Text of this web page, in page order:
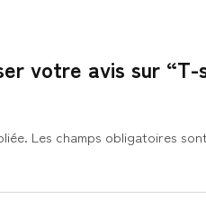
votre avis sur
Les champs obligatoires